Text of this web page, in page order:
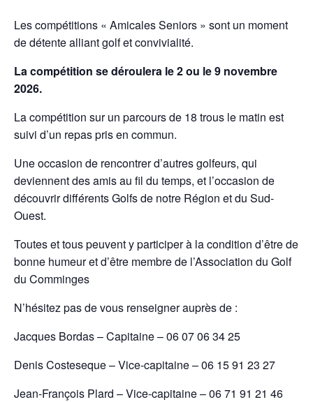
Les compétitions « Amicales Seniors » sont un moment
de détente alliant golf et convivialité.
La compétition se déroulera le 2 ou le 9 novembre
2026.
La compétition sur un parcours de 18 trous le matin est
suivi d’un repas pris en commun.
Une occasion de rencontrer d’autres golfeurs, qui
deviennent des amis au fil du temps, et l’occasion de
découvrir différents Golfs de notre Région et du Sud-
Ouest.
Toutes et tous peuvent y participer à la condition d’être de
bonne humeur et d’être membre de l’Association du Golf
du Comminges
N’hésitez pas de vous renseigner auprès de :
Jacques Bordas – Capitaine – 06 07 06 34 25
Denis Costeseque – Vice-capitaine – 06 15 91 23 27
Jean-François Plard – Vice-capitaine – 06 71 91 21 46